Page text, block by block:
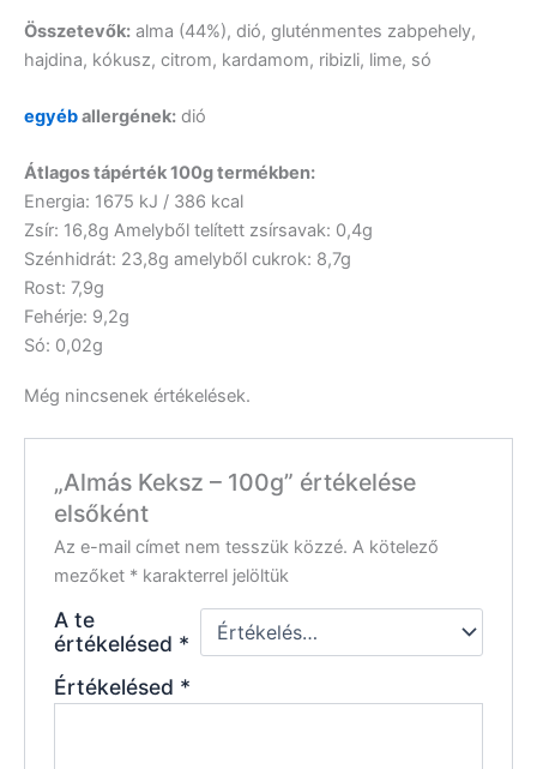
Összetevők: alma (44%), dió, gluténmentes zabpehely,
hajdina, kókusz, citrom, kardamom, ribizli, lime, só
egyéballergének: dió
Átlagos tápérték 100g termékben:
Energia: 1675 kJ / 386 kcal
Zsír: 16,8g Amelyből telített zsírsavak: 0,4g
Szénhidrát: 23,8g amelyből cukrok: 8,7g
Rost: 7,9g
Fehérje: 9,2g
Só: 0,02g
Még nincsenek értékelések.
„Almás Keksz – 100g” értékelése
elsőként
Az e-mail címet nem tesszük közzé. A kötelező
mezőket * karakterrel jelöltük
A te
értékelésed *
Értékelésed *